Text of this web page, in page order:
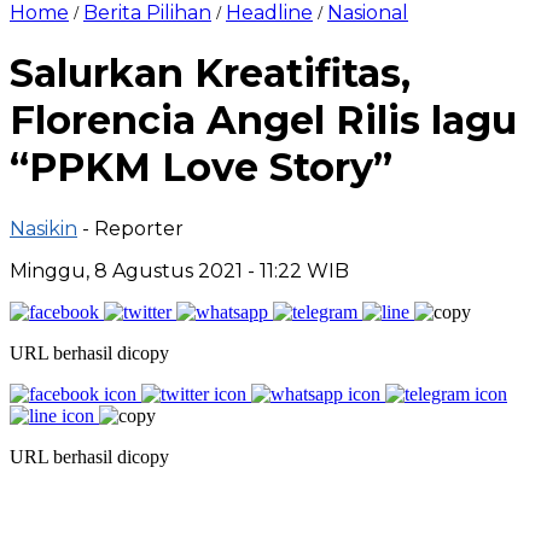
Home / Berita Pilihan / Headline / Nasional
Salurkan Kreatifitas,
Florencia Angel Rilis lagu
“PPKM Love Story”
Nasikin - Reporter
Minggu, 8 Agustus 2021 - 11:22 WIB
URL berhasil dicopy
URL berhasil dicopy